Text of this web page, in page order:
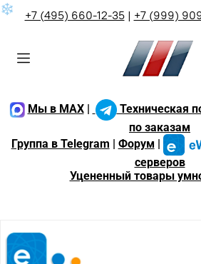
❄ +7 (495) 660-12-35| +7 (999)
Мы в MAX|
Техническая
по заказам
Группа в Telegram
Форум
серверов
Уцененный товары